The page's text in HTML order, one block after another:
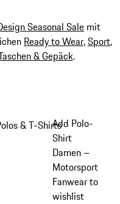
Seasonal Sale mit
Ready to Wear,Sport,
& Gepäck.
& T-Shirts - Damen
Add Polo-
Shirt
Damen –
Motorsport
Fanwear to
wishlist